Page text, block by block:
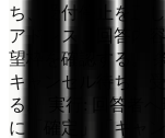
ち、受付停止を正
アドレス、回答内
望枠を確認する。
キャンセル待ち、
る。 実行: 回答者
に「確定」「キャ